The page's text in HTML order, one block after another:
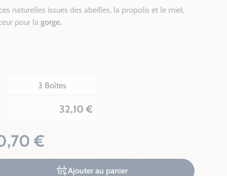
naturelles issues des abeilles, la propolis et le miel,
pour la gorge.
3 Boîtes
32,10 €
€
Ajouter au panier